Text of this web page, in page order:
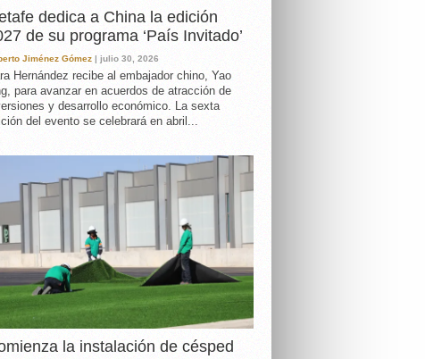
dedica a China la edición
de su programa ‘País Invitado’
Jiménez Gómez | julio 30, 2026
Hernández recibe al embajador chino, Yao
para avanzar en acuerdos de atracción de
y desarrollo económico. La sexta
del evento se celebrará en abril...
la instalación de césped